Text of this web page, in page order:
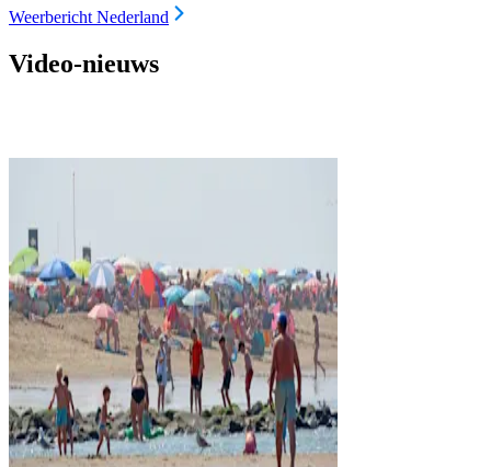
Weerbericht Nederland
Video-nieuws